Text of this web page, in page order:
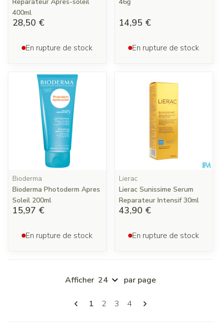
Reparateur Apres-soleil
400ml
28,50 €
En rupture de stock
46g
14,95 €
En rupture de stock
Bioderma
Bioderma Photoderm Apres
Soleil 200ml
15,97 €
En rupture de stock
Lierac
Lierac Sunissime Serum
Reparateur Intensif 30ml
43,90 €
En rupture de stock
Pages
Vous lisez actuellement la page
1 Page
2 Page
3 Page
4
Afficher par page